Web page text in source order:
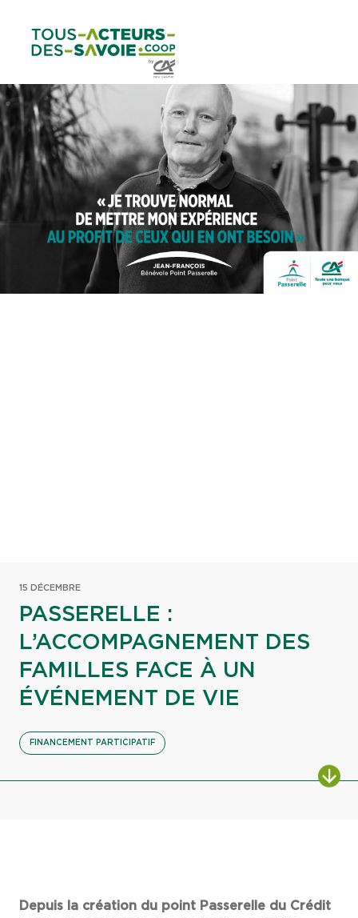
contenu
principal
15 DÉCEMBRE
PASSERELLE :
L’ACCOMPAGNEMENT DES
FAMILLES FACE À UN
ÉVÉNEMENT DE VIE
FINANCEMENT PARTICIPATIF
Depuis la création du point Passerelle du Crédit